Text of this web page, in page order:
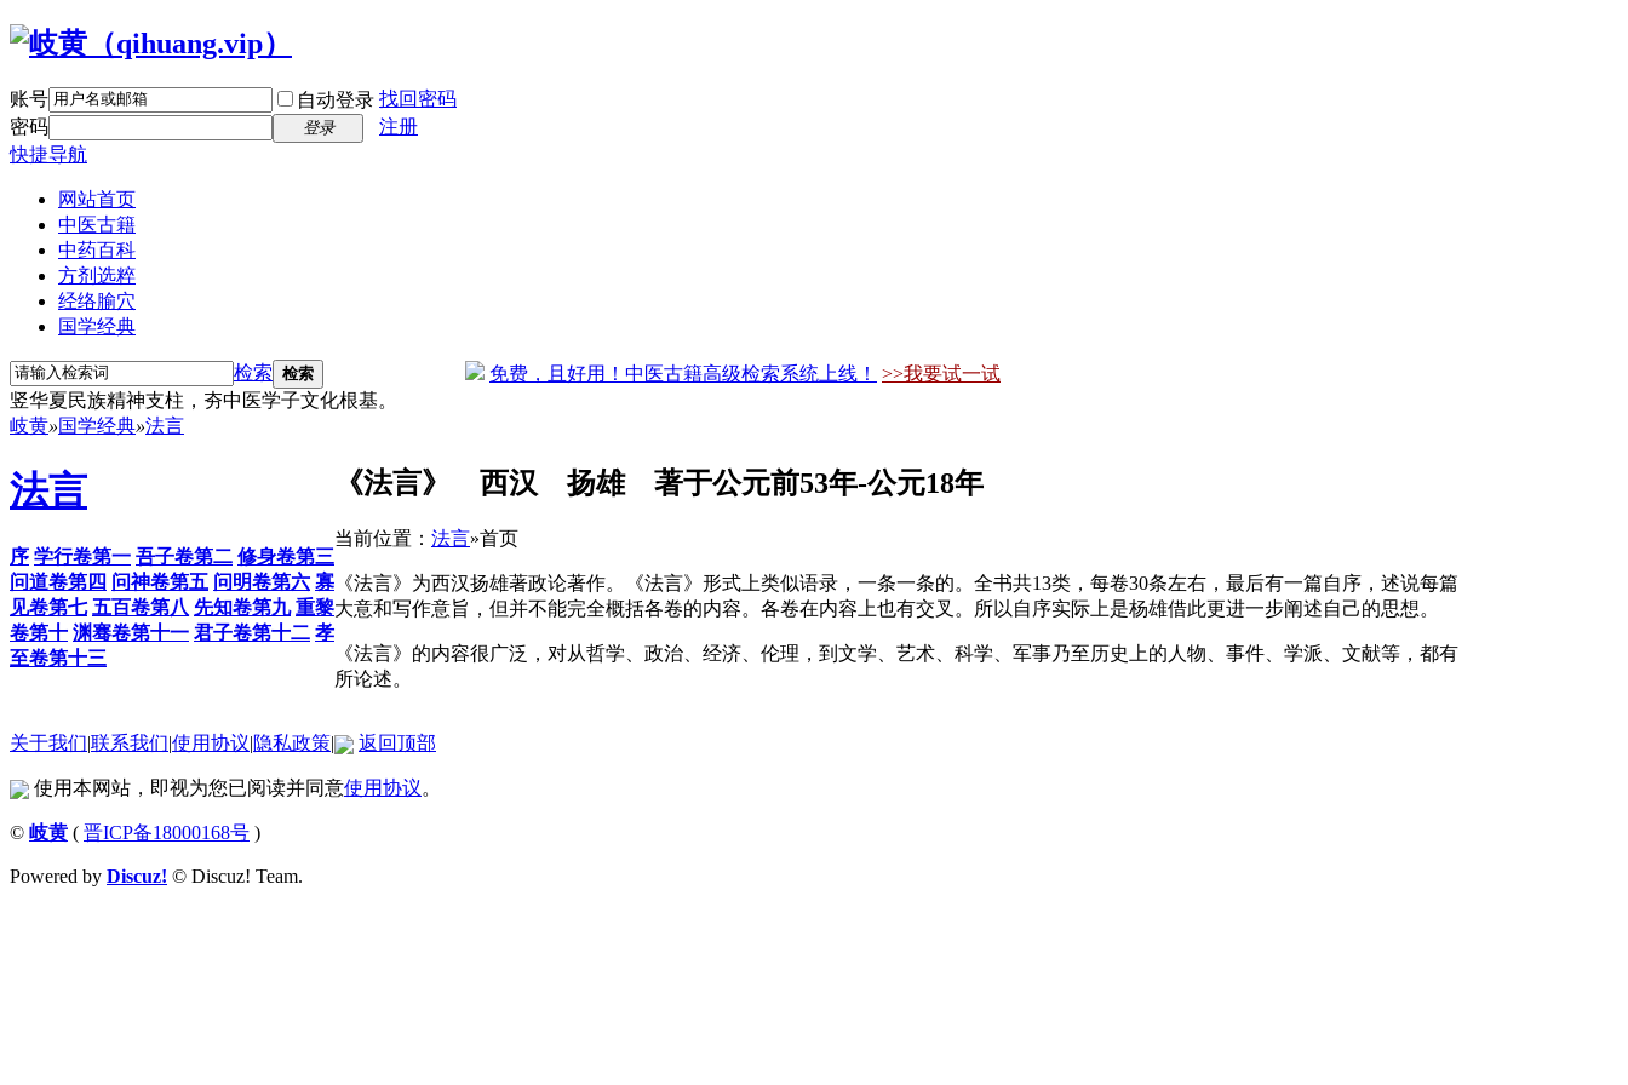
账号 自动登录 找回密码
密码
登录
注册
快捷导航
网站首页
中医古籍
中药百科
方剂选粹
经络腧穴
国学经典
检索 检索 免费，且好用！中医古籍高级检索系统上线！
>>我要试一试
竖华夏民族精神支柱，夯中医学子文化根基。
岐黄»国学经典»法言
法言
序 学行卷第一 吾子卷第二 修身卷第三
问道卷第四 问神卷第五 问明卷第六 寡
见卷第七 五百卷第八 先知卷第九 重黎
卷第十 渊骞卷第十一 君子卷第十二 孝
至卷第十三
《法言》 西汉 扬雄 著于公元前53年-公元18年
当前位置： 法言»首页
《法言》为西汉扬雄著政论著作。《法言》形式上类似语录，一条一条的。全书共13类，每卷30条左右，最后有一篇自序，述说每篇
大意和写作意旨，但并不能完全概括各卷的内容。各卷在内容上也有交叉。所以自序实际上是杨雄借此更进一步阐述自己的思想。
《法言》的内容很广泛，对从哲学、政治、经济、伦理，到文学、艺术、科学、军事乃至历史上的人物、事件、学派、文献等，都有
所论述。
关于我们|联系我们|使用协议|隐私政策| 返回顶部
使用本网站，即视为您已阅读并同意使用协议。
© 岐黄 ( 晋ICP备18000168号 )
Powered by Discuz! © Discuz! Team.